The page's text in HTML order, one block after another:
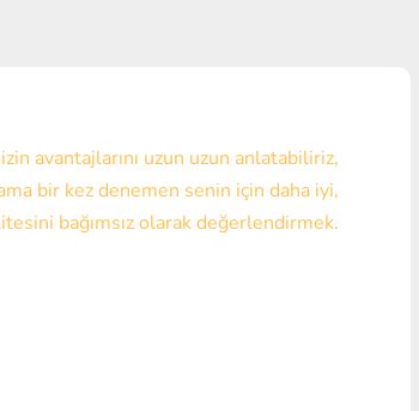
Visa/MasterCard USD
Visa/MasterCard EUR
avantajlarını uzun uzun anlatabiliriz,
bir kez denemen senin için daha iyi,
bağımsız olarak değerlendirmek.